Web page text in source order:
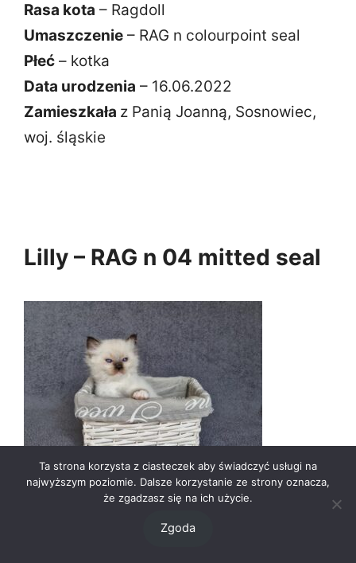
Rasa kota – Ragdoll
Umaszczenie – RAG n colourpoint seal
Płeć – kotka
Data urodzenia – 16.06.2022
Zamieszkała z Panią Joanną, Sosnowiec,
woj. śląskie
Lilly – RAG n 04 mitted seal
Ta strona korzysta z ciasteczek aby świadczyć usługi na
najwyższym poziomie. Dalsze korzystanie ze strony oznacza,
że zgadzasz się na ich użycie.
Zgoda